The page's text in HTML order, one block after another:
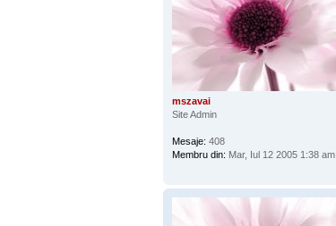
mszavai
Site Admin
Mesaje: 408
Membru din: Mar, Iul 12 2005 1:38 am